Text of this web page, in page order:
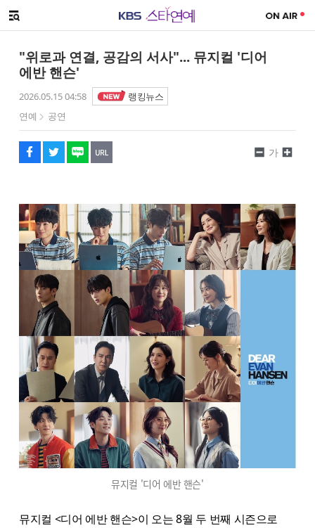
메뉴 열기
"위로과 연결, 공감의 서사"... 뮤지컬 '디어
에반 핸슨'
2026.05.15 04:58
랭킹뉴스
연예
공연
페이스북
트위터
네이버
URL복사
글씨 작게보기
가
글씨 크게보기
뮤지컬 '디어 에반 핸슨'
뮤지컬 <디어 에반 핸슨>이 오는 8월 두 번째 시즌으로